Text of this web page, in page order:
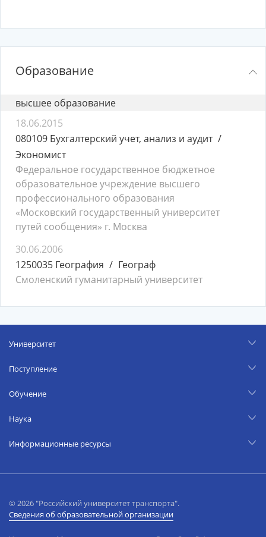
Образование
высшее образование
18.06.2015
080109 Бухгалтерский учет, анализ и аудит
Экономист
Федеральное государственное бюджетное
образовательное учреждение высшего
профессионального образования
«Московский государственный университет
путей сообщения» г. Москва
30.06.2006
1250035 География
Географ
Смоленский гуманитарный университет
Университет
Поступление
Обучение
Наука
Информационные ресурсы
© 2026 "Российский университет транспорта".
Сведения об образовательной организации